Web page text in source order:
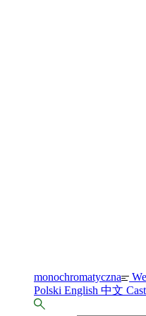
monochromatyczna
Polski English 中文